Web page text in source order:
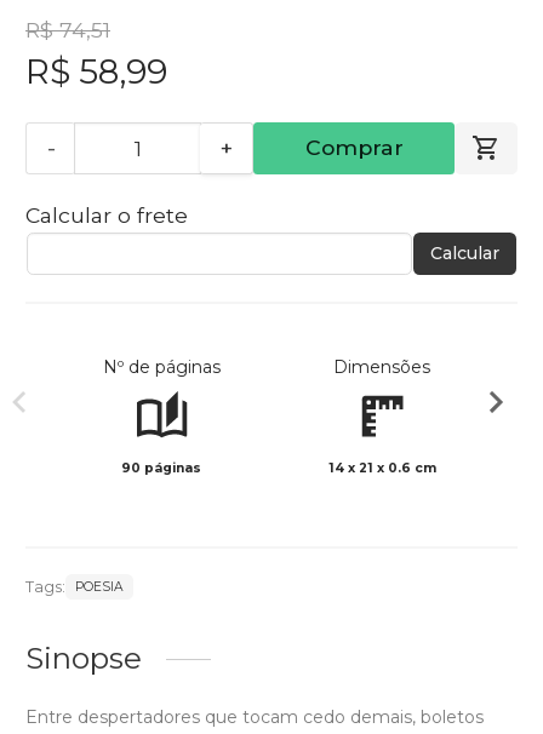
R$ 74,51
R$ 58,99
- + Comprar
Calcular o frete
Calcular
Nº de páginas
90 páginas
Dimensões
14 x 21 x 0.6 cm
Tags: POESIA
Sinopse
Entre despertadores que tocam cedo demais, boletos